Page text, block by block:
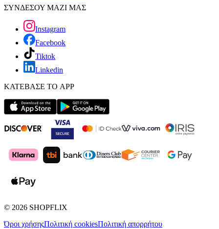
ΣΥΝΔΕΣΟΥ ΜΑΖΙ ΜΑΣ
Instagram
Facebook
Tiktok
Linkedin
ΚΑΤΕΒΑΣΕ ΤΟ APP
© 2026 SHOPFLIX
Όροι χρήσηςΠολιτική cookiesΠολιτική απορρήτου